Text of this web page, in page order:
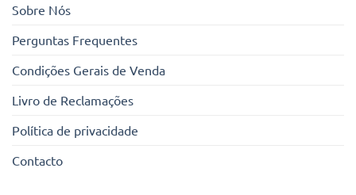
Sobre Nós
Perguntas Frequentes
Condições Gerais de Venda
Livro de Reclamações
Política de privacidade
Contacto